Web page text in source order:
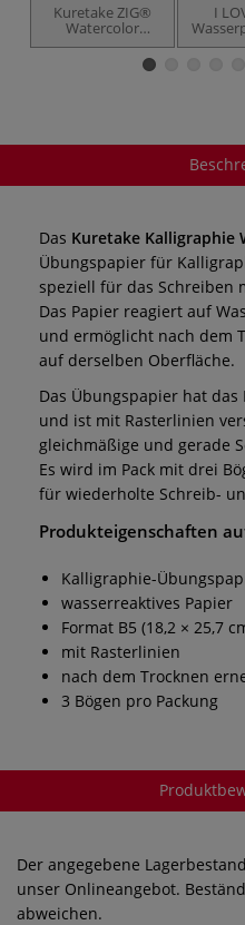
Kuretake ZIG®
Watercolor
System
Wassertankpinsel
I
Das Kuretake Kalligraphie
Übungspapier für
speziell für das Schreiben
Das Papier reagiert auf
und ermöglicht nach dem
auf derselben Oberfläche.
Das Übungspapier hat das
und ist mit Rasterlinien
gleichmäßige und gerade
Es wird im Pack mit drei
für wiederholte Schreib-
Produkteigenschaften
Kalligraphie-
wasserreaktives Papier
Format B5 (18,2 × 25,7
mit Rasterlinien
nach dem Trocknen
3 Bögen pro Packung
Der angegebene
unser Onlineangebot.
abweichen.